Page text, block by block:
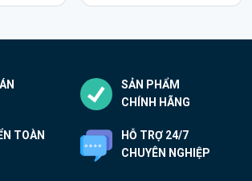
SẢN PHẨM
CHÍNH HÃNG
TOÀN
HỖ TRỢ 24/7
CHUYÊN NGHIỆP